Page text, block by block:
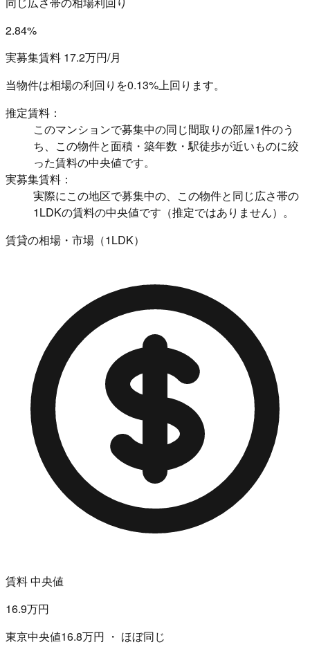
2.84%
実募集賃料 17.2万円/月
当物件は相場の利回りを0.13%上回ります。
推定賃料：
このマンションで募集中の同じ間取りの部屋1件のう
ち、この物件と面積・築年数・駅徒歩が近いものに絞
った賃料の中央値です。
実募集賃料：
実際にこの地区で募集中の、この物件と同じ広さ帯の
1LDKの賃料の中央値です（推定ではありません）。
賃貸の相場・市場（1LDK）
賃料 中央値
16.9万円
東京中央値16.8万円 ・ ほぼ同じ